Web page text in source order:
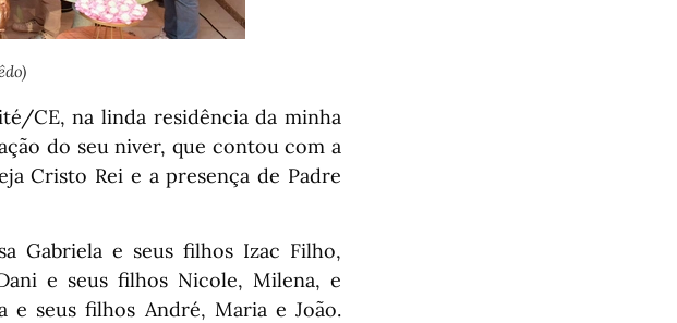
CE, na linda residência da minha
do seu niver, que contou com a
Cristo Rei e a presença de Padre
Gabriela e seus filhos Izac Filho,
e seus filhos Nicole, Milena, e
e seus filhos André, Maria e João.